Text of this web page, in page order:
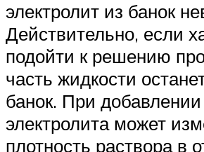
электролит из банок
Действительно, если
подойти к решению
часть жидкости
банок. При добавлении
электролита может
плотность раствора в